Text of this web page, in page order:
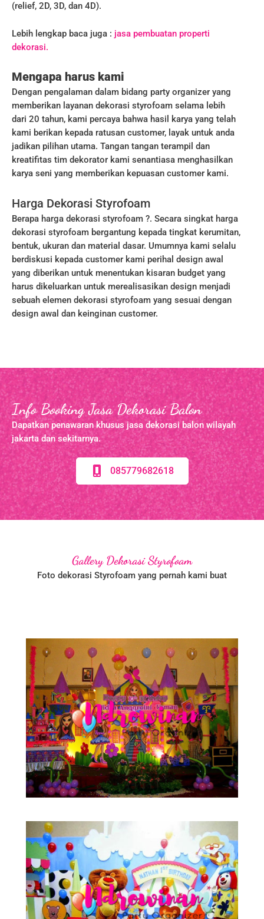
(relief, 2D, 3D, dan 4D).
Lebih lengkap baca juga : jasa pembuatan properti
dekorasi.
Mengapa harus kami
Dengan pengalaman dalam bidang party organizer yang
memberikan layanan dekorasi styrofoam selama lebih
dari 20 tahun, kami percaya bahwa hasil karya yang telah
kami berikan kepada ratusan customer, layak untuk anda
jadikan pilihan utama. Tangan tangan terampil dan
kreatifitas tim dekorator kami senantiasa menghasilkan
karya seni yang memberikan kepuasan customer kami.
Harga Dekorasi Styrofoam
Berapa harga dekorasi styrofoam ?. Secara singkat harga
dekorasi styrofoam bergantung kepada tingkat kerumitan,
bentuk, ukuran dan material dasar. Umumnya kami selalu
berdiskusi kepada customer kami perihal design awal
yang diberikan untuk menentukan kisaran budget yang
harus dikeluarkan untuk merealisasikan design menjadi
sebuah elemen dekorasi styrofoam yang sesuai dengan
design awal dan keinginan customer.
Info Booking Jasa Dekorasi Balon
Dapatkan penawaran khusus jasa dekorasi balon wilayah
jakarta dan sekitarnya.
085779682618
Gallery Dekorasi Styrofoam
Foto dekorasi Styrofoam yang pernah kami buat